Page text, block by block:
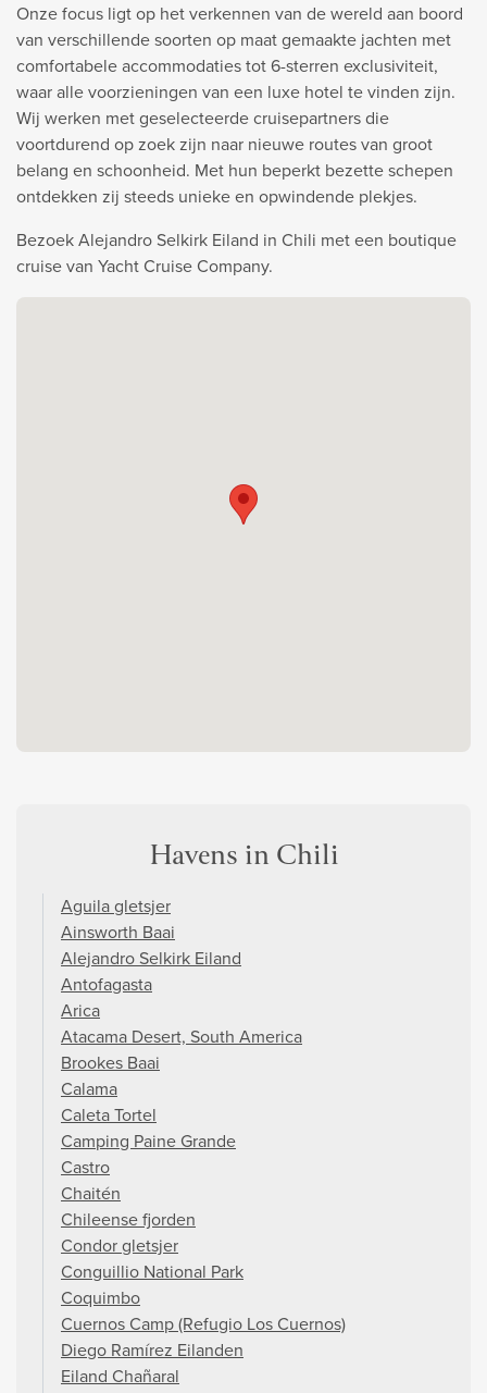
Onze focus ligt op het verkennen van de wereld aan boord
van verschillende soorten op maat gemaakte jachten met
comfortabele accommodaties tot 6-sterren exclusiviteit,
waar alle voorzieningen van een luxe hotel te vinden zijn.
Wij werken met geselecteerde cruisepartners die
voortdurend op zoek zijn naar nieuwe routes van groot
belang en schoonheid. Met hun beperkt bezette schepen
ontdekken zij steeds unieke en opwindende plekjes.
Bezoek Alejandro Selkirk Eiland in Chili met een boutique
cruise van Yacht Cruise Company.
Havens in Chili
Aguila gletsjer
Ainsworth Baai
Alejandro Selkirk Eiland
Antofagasta
Arica
Atacama Desert, South America
Brookes Baai
Calama
Caleta Tortel
Camping Paine Grande
Castro
Chaitén
Chileense fjorden
Condor gletsjer
Conguillio National Park
Coquimbo
Cuernos Camp (Refugio Los Cuernos)
Diego Ramírez Eilanden
Eiland Chañaral